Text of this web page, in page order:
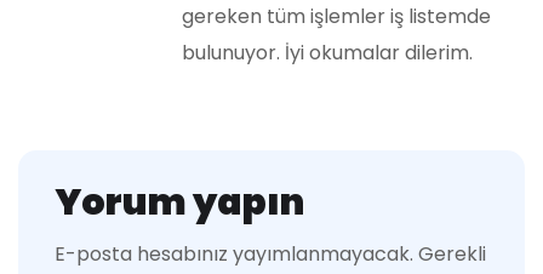
gereken tüm işlemler iş listemde
bulunuyor. İyi okumalar dilerim.
Yorum yapın
E-posta hesabınız yayımlanmayacak. Gerekli